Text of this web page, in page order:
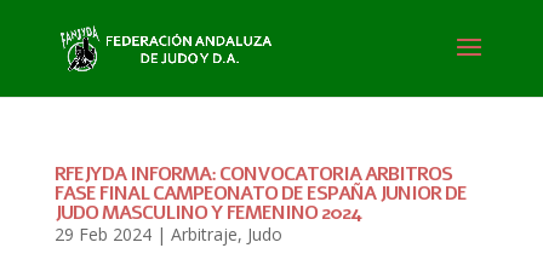
RFEJYDA INFORMA: CONVOCATORIA ARBITROS
FASE FINAL CAMPEONATO DE ESPAÑA JUNIOR DE
JUDO MASCULINO Y FEMENINO 2024
29 Feb 2024| Arbitraje, Judo